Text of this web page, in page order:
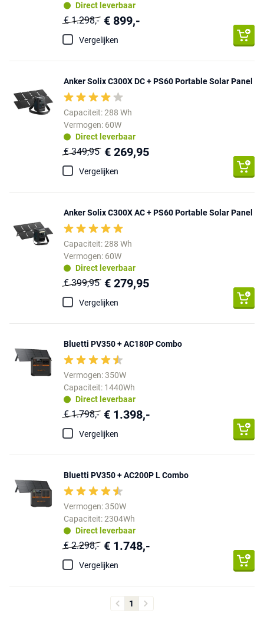
Direct leverbaar
€ 1.298,- € 899,-
Vergelijken
Anker Solix C300X DC + PS60 Portable Solar Panel
Capaciteit: 288 Wh
Vermogen: 60W
Direct leverbaar
€ 349,95 € 269,95
Vergelijken
Anker Solix C300X AC + PS60 Portable Solar Panel
Capaciteit: 288 Wh
Vermogen: 60W
Direct leverbaar
€ 399,95 € 279,95
Vergelijken
Bluetti PV350 + AC180P Combo
Vermogen: 350W
Capaciteit: 1440Wh
Direct leverbaar
€ 1.798,- € 1.398,-
Vergelijken
Bluetti PV350 + AC200P L Combo
Vermogen: 350W
Capaciteit: 2304Wh
Direct leverbaar
€ 2.298,- € 1.748,-
Vergelijken
1